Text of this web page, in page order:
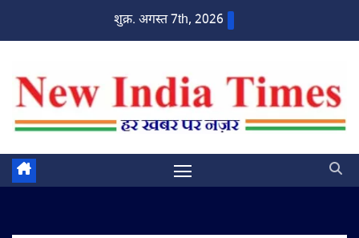
शुक्र. अगस्त 7th, 2026